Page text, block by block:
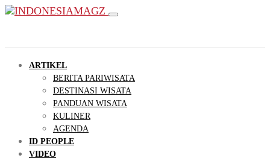
ARTIKEL
BERITA PARIWISATA
DESTINASI WISATA
PANDUAN WISATA
KULINER
AGENDA
ID PEOPLE
VIDEO